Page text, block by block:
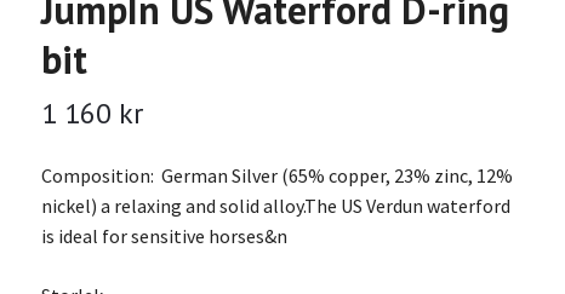
bit
1 160 kr
Composition: German Silver (65% copper, 23% zinc, 12%
nickel) a relaxing and solid alloy.The US Verdun waterford
is ideal for sensitive horses&n